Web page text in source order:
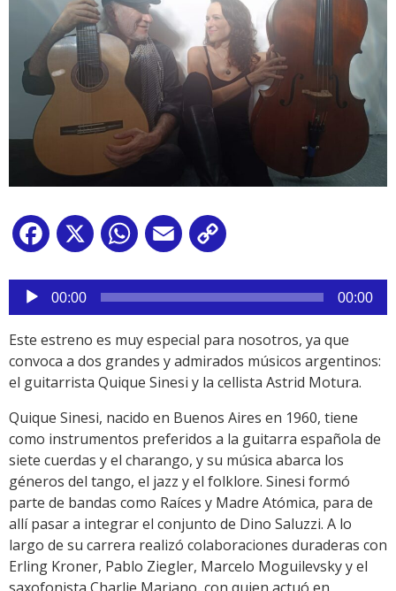
Facebook
X WhatsApp
Email
Reproductor
audio
00:00 00:00
Este estreno es muy especial para nosotros, ya que
convoca a dos grandes y admirados músicos argentinos:
el guitarrista Quique Sinesi y la cellista Astrid Motura.
Quique Sinesi, nacido en Buenos Aires en 1960, tiene
como instrumentos preferidos a la guitarra española de
siete cuerdas y el charango, y su música abarca los
géneros del tango, el jazz y el folklore. Sinesi formó
parte de bandas como Raíces y Madre Atómica, para de
allí pasar a integrar el conjunto de Dino Saluzzi. A lo
largo de su carrera realizó colaboraciones duraderas con
Erling Kroner, Pablo Ziegler, Marcelo Moguilevsky y el